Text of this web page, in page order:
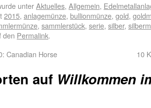
unterAktuelles, Allgemein,
2015, anlagemünze, bullionmünze, gold,
, sammlerstück, serie, silber,
den Permalink.
Canadian Horse 10
auf Willkommen